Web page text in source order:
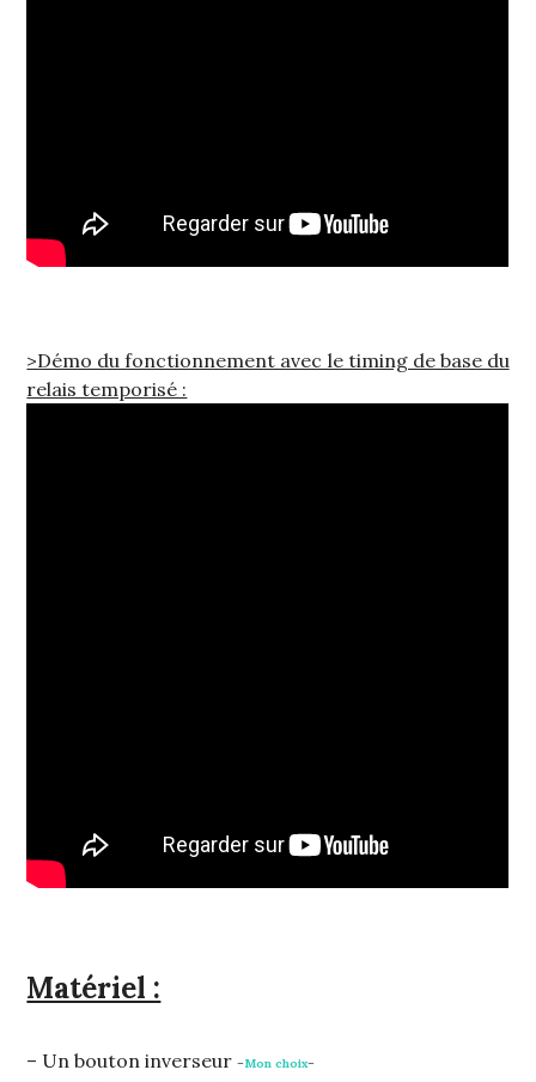
>Démo du fonctionnement avec le timing de base du
relais temporisé :
Matériel :
– Un bouton inverseur–Mon choix–